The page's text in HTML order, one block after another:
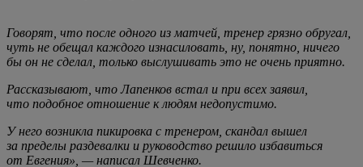
Говорят, что после одного из матчей, тренер грязно обругал,
чуть не обещал каждого изнасиловать, ну, понятно, ничего
бы он не сделал, только выслушивать это не очень приятно.
Рассказывают, что Лапенков встал и при всех заявил,
что подобное отношение к людям недопустимо.
У него возникла пикировка с тренером, скандал вышел
за пределы раздевалки и руководство решило избавиться
от Евгения», — написал Шевченко.